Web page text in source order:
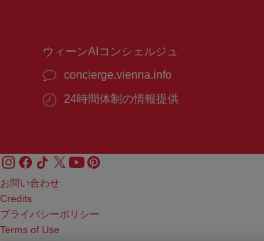
ウィーンAIコンシェルジュ
concierge.vienna.info
24時間体制の情報提供
お問い合わせ
Credits
プライバシーポリシー
Terms of Use